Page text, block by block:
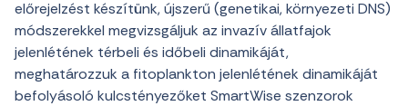
előrejelzést készítünk, újszerű (genetikai, környezeti DNS)
módszerekkel megvizsgáljuk az invazív állatfajok
jelenlétének térbeli és időbeli dinamikáját,
meghatározzuk a fitoplankton jelenlétének dinamikáját
befolyásoló kulcstényezőket SmartWise szenzorok